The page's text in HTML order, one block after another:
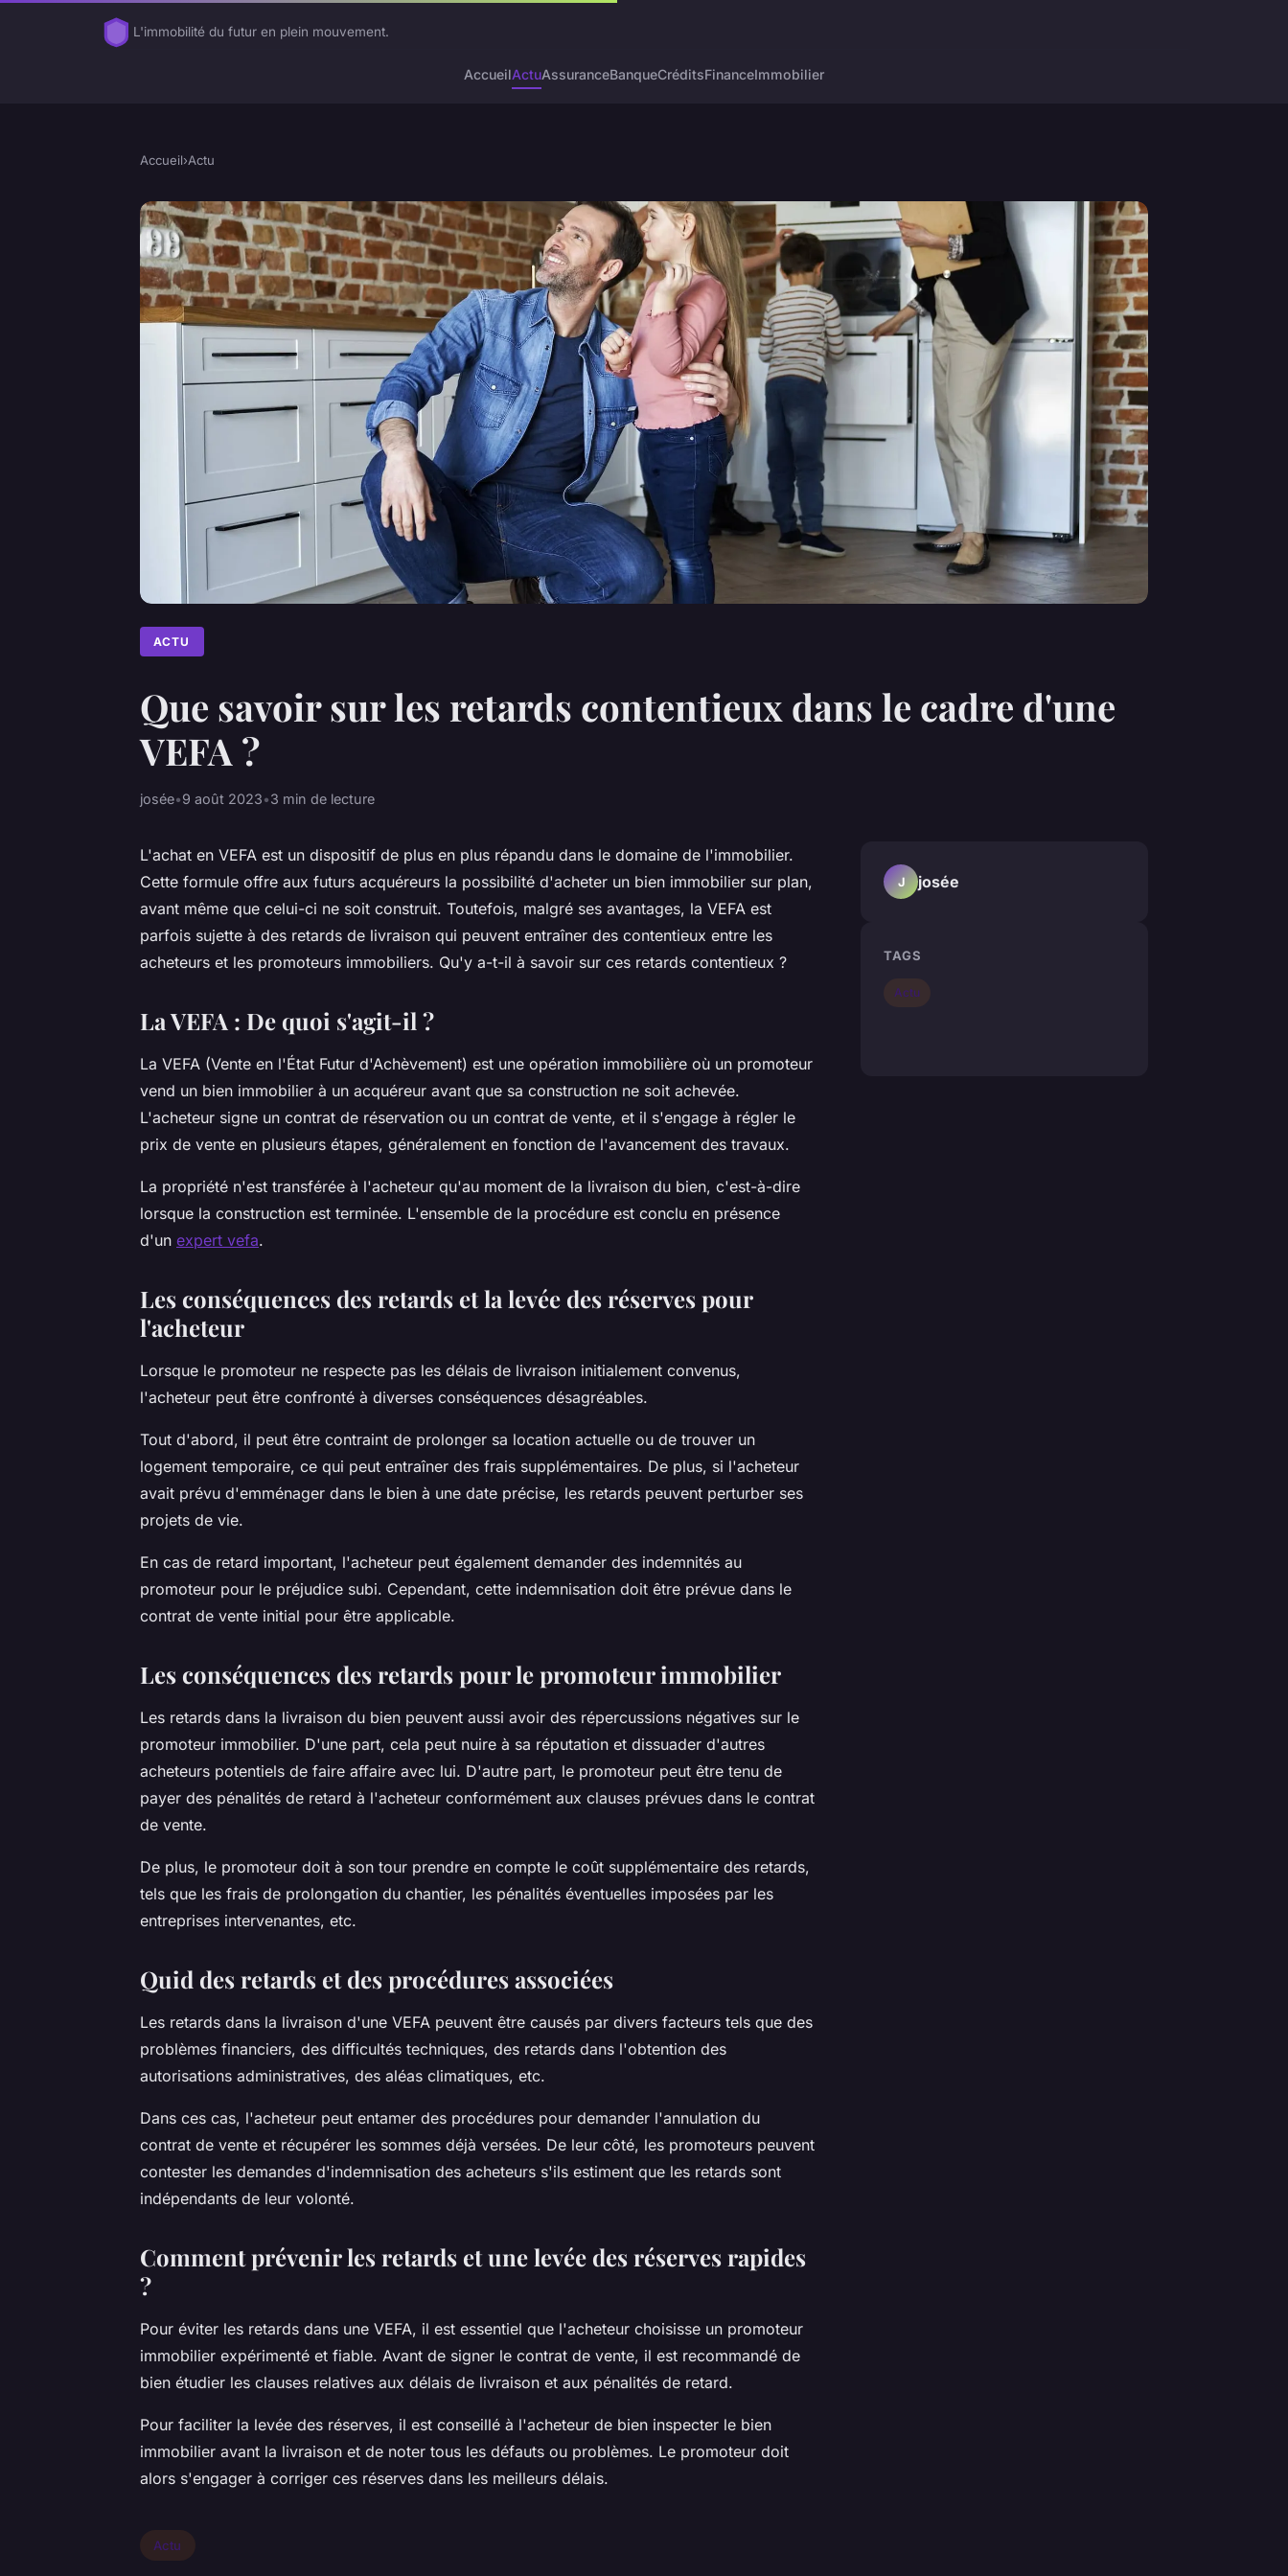
L'immobilité du futur en plein mouvement.
AccueilActuAssuranceBanqueCréditsFinanceImmobilier
Accueil›Actu
ACTU
Que savoir sur les retards contentieux dans le cadre d'une
VEFA ?
josée•9 août 2023•3 min de lecture
L'achat en VEFA est un dispositif de plus en plus répandu dans le domaine de l'immobilier.
Cette formule offre aux futurs acquéreurs la possibilité d'acheter un bien immobilier sur plan,
avant même que celui-ci ne soit construit. Toutefois, malgré ses avantages, la VEFA est
parfois sujette à des retards de livraison qui peuvent entraîner des contentieux entre les
acheteurs et les promoteurs immobiliers. Qu'y a-t-il à savoir sur ces retards contentieux ?
La VEFA : De quoi s'agit-il ?
La VEFA (Vente en l'État Futur d'Achèvement) est une opération immobilière où un promoteur
vend un bien immobilier à un acquéreur avant que sa construction ne soit achevée.
L'acheteur signe un contrat de réservation ou un contrat de vente, et il s'engage à régler le
prix de vente en plusieurs étapes, généralement en fonction de l'avancement des travaux.
La propriété n'est transférée à l'acheteur qu'au moment de la livraison du bien, c'est-à-dire
lorsque la construction est terminée. L'ensemble de la procédure est conclu en présence
d'un expert vefa.
Les conséquences des retards et la levée des réserves pour
l'acheteur
Lorsque le promoteur ne respecte pas les délais de livraison initialement convenus,
l'acheteur peut être confronté à diverses conséquences désagréables.
Tout d'abord, il peut être contraint de prolonger sa location actuelle ou de trouver un
logement temporaire, ce qui peut entraîner des frais supplémentaires. De plus, si l'acheteur
avait prévu d'emménager dans le bien à une date précise, les retards peuvent perturber ses
projets de vie.
En cas de retard important, l'acheteur peut également demander des indemnités au
promoteur pour le préjudice subi. Cependant, cette indemnisation doit être prévue dans le
contrat de vente initial pour être applicable.
Les conséquences des retards pour le promoteur immobilier
Les retards dans la livraison du bien peuvent aussi avoir des répercussions négatives sur le
promoteur immobilier. D'une part, cela peut nuire à sa réputation et dissuader d'autres
acheteurs potentiels de faire affaire avec lui. D'autre part, le promoteur peut être tenu de
payer des pénalités de retard à l'acheteur conformément aux clauses prévues dans le contrat
de vente.
De plus, le promoteur doit à son tour prendre en compte le coût supplémentaire des retards,
tels que les frais de prolongation du chantier, les pénalités éventuelles imposées par les
entreprises intervenantes, etc.
Quid des retards et des procédures associées
Les retards dans la livraison d'une VEFA peuvent être causés par divers facteurs tels que des
problèmes financiers, des difficultés techniques, des retards dans l'obtention des
autorisations administratives, des aléas climatiques, etc.
Dans ces cas, l'acheteur peut entamer des procédures pour demander l'annulation du
contrat de vente et récupérer les sommes déjà versées. De leur côté, les promoteurs peuvent
contester les demandes d'indemnisation des acheteurs s'ils estiment que les retards sont
indépendants de leur volonté.
Comment prévenir les retards et une levée des réserves rapides
?
Pour éviter les retards dans une VEFA, il est essentiel que l'acheteur choisisse un promoteur
immobilier expérimenté et fiable. Avant de signer le contrat de vente, il est recommandé de
bien étudier les clauses relatives aux délais de livraison et aux pénalités de retard.
Pour faciliter la levée des réserves, il est conseillé à l'acheteur de bien inspecter le bien
immobilier avant la livraison et de noter tous les défauts ou problèmes. Le promoteur doit
alors s'engager à corriger ces réserves dans les meilleurs délais.
Actu
J josée
TAGS
Actu